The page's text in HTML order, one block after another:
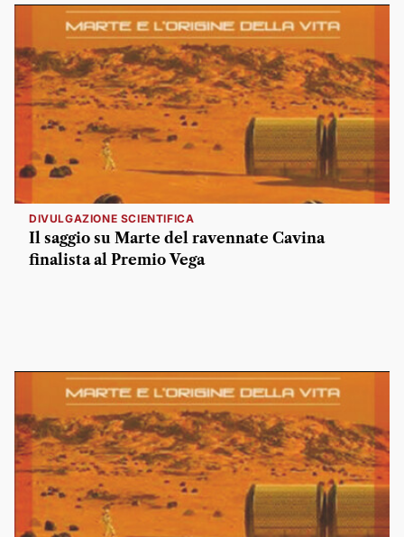
DIVULGAZIONE SCIENTIFICA
Il saggio su Marte del ravennate Cavina
finalista al Premio Vega